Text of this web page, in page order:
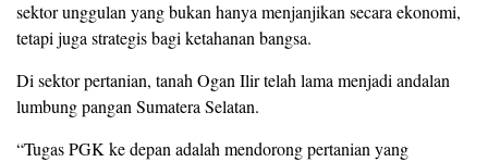
sektor unggulan yang bukan hanya menjanjikan secara ekonomi,
tetapi juga strategis bagi ketahanan bangsa.
Di sektor pertanian, tanah Ogan Ilir telah lama menjadi andalan
lumbung pangan Sumatera Selatan.
“Tugas PGK ke depan adalah mendorong pertanian yang